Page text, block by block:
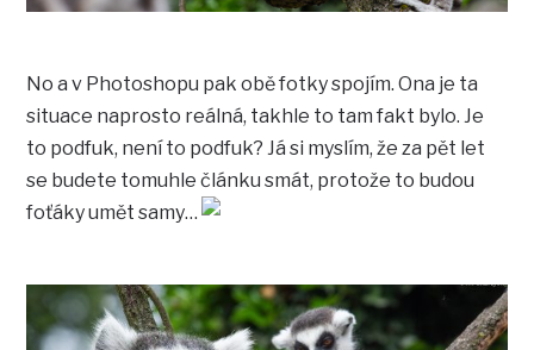
No a v Photoshopu pak obě fotky spojím. Ona je ta
situace naprosto reálná, takhle to tam fakt bylo. Je
to podfuk, není to podfuk? Já si myslím, že za pět let
se budete tomuhle článku smát, protože to budou
foťáky umět samy…